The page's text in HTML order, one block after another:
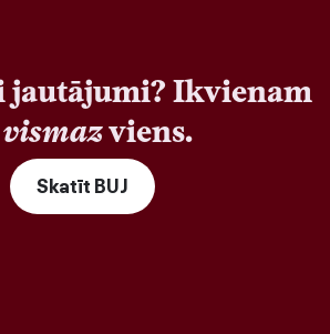
jautājumi? Ikvienam
viens.
Skatīt BUJ